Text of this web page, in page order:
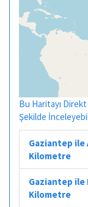
Bu Haritayı
Şekilde
Gaziantep ile
Kilometre
Gaziantep ile
Kilometre